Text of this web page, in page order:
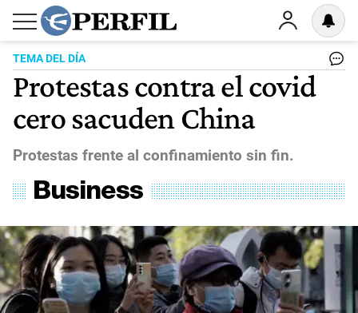
TEMA DEL DÍA
Protestas contra el covid
cero sacuden China
Protestas frente al confinamiento sin fin.